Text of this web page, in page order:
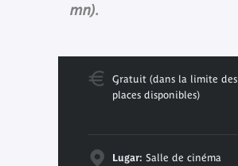
mn).
Gratuit (dans la limite des
places disponibles)
Lugar: Salle de cinéma